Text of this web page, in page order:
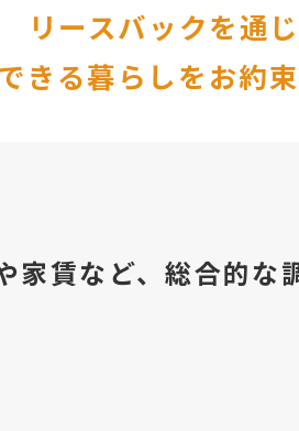
リースバックを通
きる暮らしをお約
家賃など、総合的な